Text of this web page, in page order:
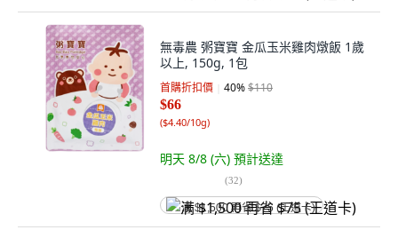
無毒農 粥寶寶 金瓜玉米雞肉燉飯 1歲
以上, 150g, 1包
首購折扣價 40%$110
$66
($4.40/10g)
明天 8/8 (六) 預計送達
(32)
满 $1,500 再省 $75 (王道卡)